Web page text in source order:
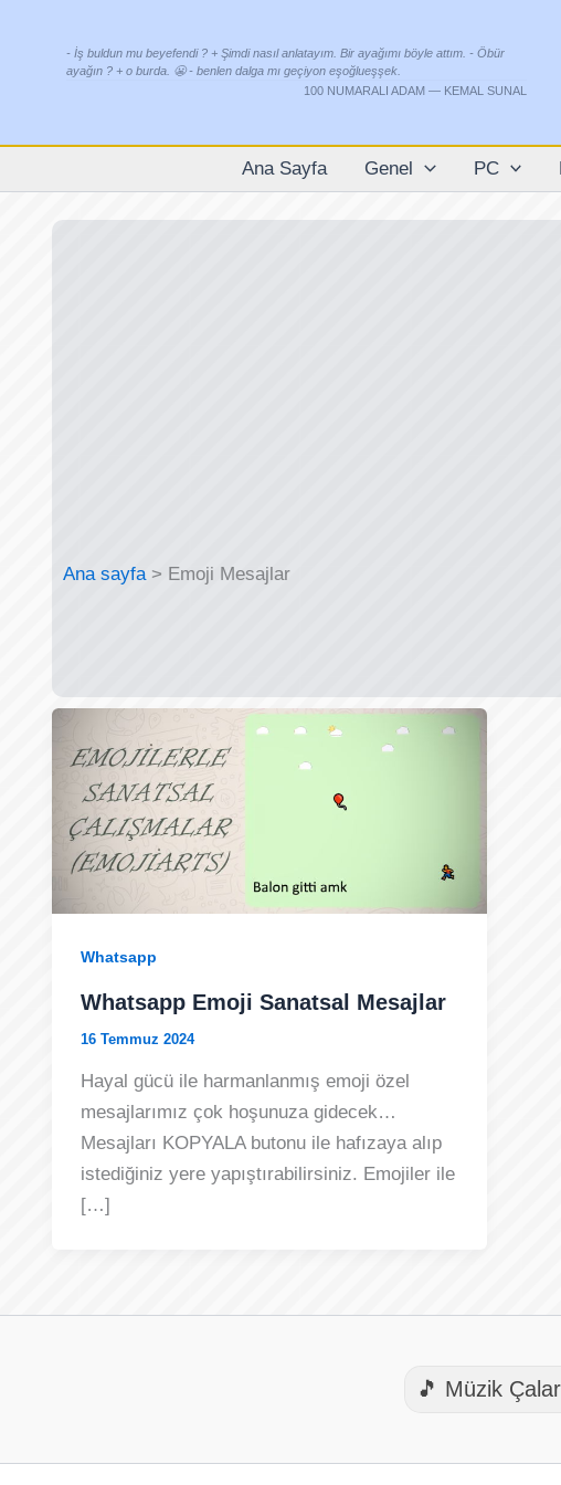
- İş buldun mu beyefendi ? + Şimdi nasıl anlatayım. Bir ayağımı böyle attım. - Öbür
ayağın ? + o burda. 😬 - benlen dalga mı geçiyon eşoğlueşşek.
100 NUMARALI ADAM — KEMAL SUNAL
Ana Sayfa Genel PC
Ana sayfa Emoji Mesajlar
Whatsapp
Whatsapp Emoji Sanatsal Mesajlar
16 Temmuz 2024
Hayal gücü ile harmanlanmış emoji özel
mesajlarımız çok hoşunuza gidecek…
Mesajları KOPYALA butonu ile hafızaya alıp
istediğiniz yere yapıştırabilirsiniz. Emojiler ile
[…]
🎵 Müzik